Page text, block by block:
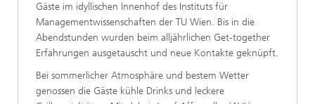
Gäste im idyllischen Innenhof des Instituts für
Managementwissenschaften der TU Wien. Bis in die
Abendstunden wurden beim alljährlichen Get-together
Erfahrungen ausgetauscht und neue Kontakte geknüpft.
Bei sommerlicher Atmosphäre und bestem Wetter
genossen die Gäste kühle Drinks und leckere